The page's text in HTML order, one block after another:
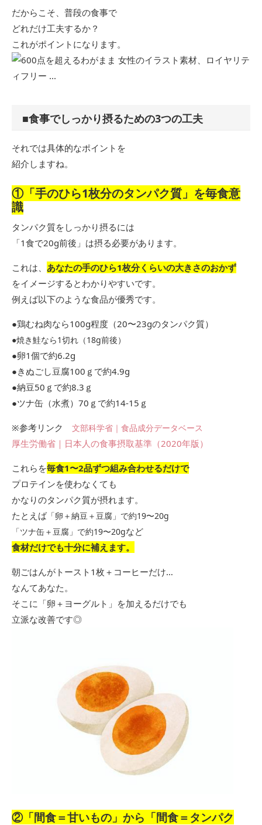
だからこそ、普段の食事で
どれだけ工夫するか？
これがポイントになります。
■食事でしっかり摂るための3つの工夫
それでは具体的なポイントを
紹介しますね。
①「手のひら1枚分のタンパク質」を毎食意
識
タンパク質をしっかり摂るには
「1食で20g前後」は摂る必要があります。
これは、 あなたの手のひら1枚分くらいの大きさのおかず
をイメージするとわかりやすいです。
例えば以下のような食品が優秀です。
●鶏むね肉なら100g程度（20〜23gのタンパク質）
●焼き鮭なら1切れ（18g前後）
●卵1個で約6.2g
●きぬごし豆腐100ｇで約4.9g
●納豆50ｇで約8.3ｇ
●ツナ缶（水煮）70ｇで約14-15ｇ
※参考リンク 文部科学省｜食品成分データベース
厚生労働省｜日本人の食事摂取基準（2020年版）
これらを毎食1〜2品ずつ組み合わせるだけで
プロテインを使わなくても
かなりのタンパク質が摂れます。
たとえば「卵＋納豆＋豆腐」で約19〜20g
「ツナ缶＋豆腐」で約19〜20gなど
食材だけでも十分に補えます。
朝ごはんがトースト1枚＋コーヒーだけ…
なんてあなた。
そこに「卵＋ヨーグルト」を加えるだけでも
立派な改善です◎
②「間食＝甘いもの」から「間食＝タンパク